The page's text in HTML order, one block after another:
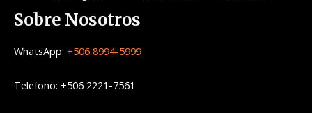
Sobre Nosotros
WhatsApp: +506 8994-5999
Telefono: +506 2221-7561